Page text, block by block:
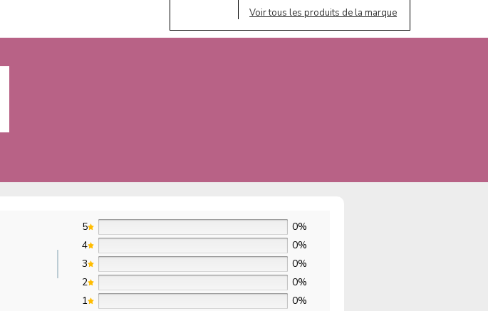
Voir tous les produits de la marque
5
0%
4
0%
3
0%
2
0%
1
0%